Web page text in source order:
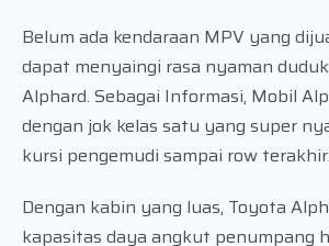
Belum ada kendaraan MPV yang
dapat menyaingi rasa nyaman
Alphard. Sebagai Informasi, Mobil
dengan jok kelas satu yang super
kursi pengemudi sampai row terakhir.
Dengan kabin yang luas, Toyota
kapasitas daya angkut penumpang